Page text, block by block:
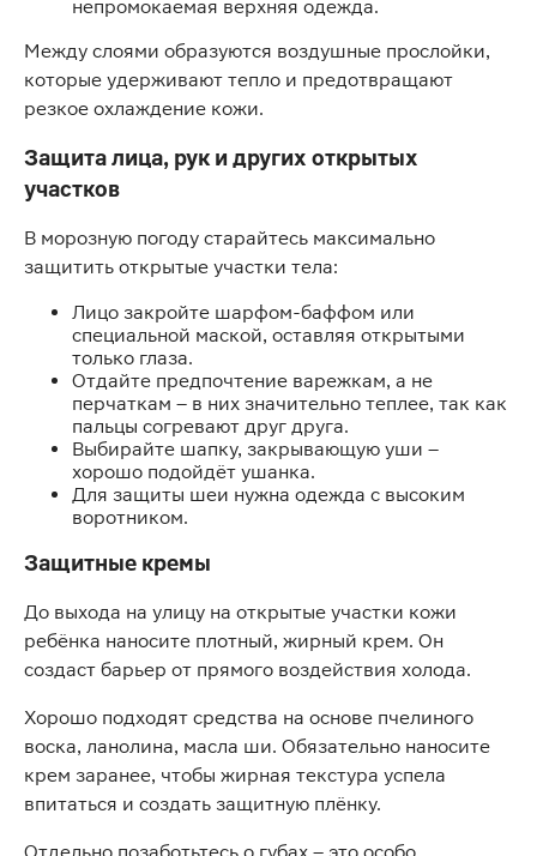
непромокаемая верхняя одежда.
Между слоями образуются воздушные прослойки,
которые удерживают тепло и предотвращают
резкое охлаждение кожи.
Защита лица, рук и других открытых
участков
В морозную погоду старайтесь максимально
защитить открытые участки тела:
Лицо закройте шарфом-баффом или
специальной маской, оставляя открытыми
только глаза.
Отдайте предпочтение варежкам, а не
перчаткам – в них значительно теплее, так как
пальцы согревают друг друга.
Выбирайте шапку, закрывающую уши –
хорошо подойдёт ушанка.
Для защиты шеи нужна одежда с высоким
воротником.
Защитные кремы
До выхода на улицу на открытые участки кожи
ребёнка наносите плотный, жирный крем. Он
создаст барьер от прямого воздействия холода.
Хорошо подходят средства на основе пчелиного
воска, ланолина, масла ши. Обязательно наносите
крем заранее, чтобы жирная текстура успела
впитаться и создать защитную плёнку.